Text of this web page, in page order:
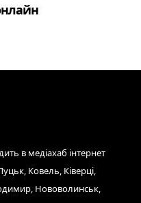
в медіахаб інтернет
Ковель, Ківерці,
Нововолинськ,